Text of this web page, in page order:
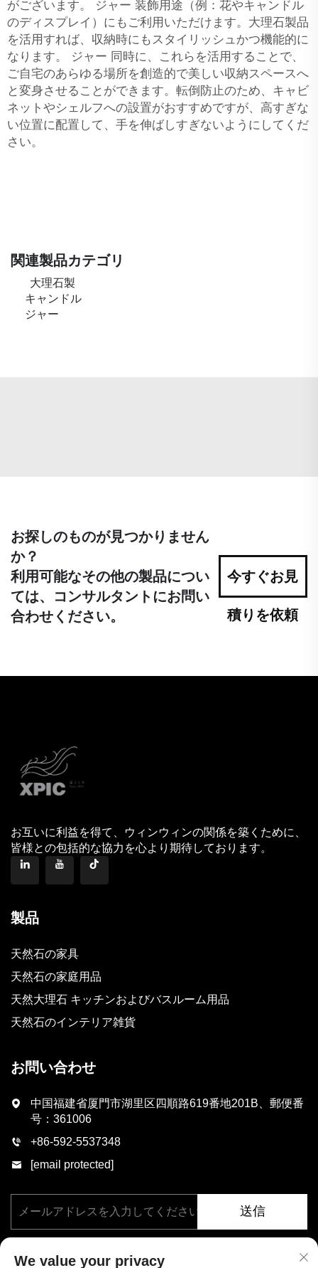
がございます。
ジャー 装飾用途（例：花やキャンドル
のディスプレイ）にもご利用いただけます。大理石製品
を活用すれば、収納時にもスタイリッシュかつ機能的に
なります。
ジャー 同時に、これらを活用することで、
ご自宅のあらゆる場所を創造的で美しい収納スペースへ
と変身させることができます。転倒防止のため、キャビ
ネットやシェルフへの設置がおすすめですが、高すぎな
い位置に配置して、手を伸ばしすぎないようにしてくだ
さい。
関連製品カテゴリ
大理石製
キャンドル
ジャー
お探しのものが見つかりません
か？
利用可能なその他の製品につい
ては、コンサルタントにお問い
合わせください。
今すぐお見
積りを依頼
お互いに利益を得て、ウィンウィンの関係を築くために、
皆様との包括的な協力を心より期待しております。
製品
天然石の家具
天然石の家庭用品
天然大理石 キッチンおよびバスルーム用品
天然石のインテリア雑貨
お問い合わせ
中国福建省厦門市湖里区四順路619番地201B、郵便番
号：361006
+86-592-5537348
[email protected]
送信
We value your privacy